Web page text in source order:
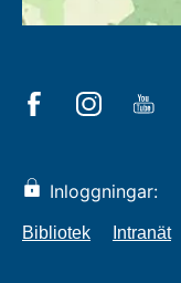
Inloggningar:
Bibliotek Intranät